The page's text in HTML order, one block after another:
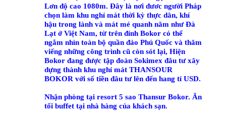
Lơn độ cao 1080m. Đây là nơi đươc người Pháp
chọn làm khu nghỉ mát thời kỳ thực dân, khí
hậu trong lành và mát mẻ quanh năm như Đà
Lạt ở Việt Nam, từ trên đỉnh Bokor có thể
ngắm nhìn toàn bộ quần đảo Phú Quốc và thăm
viếng những công trình cũ còn sót lại, Hiện
Bokor đang được tập đoàn Sokimex đâu tư xây
dựng thành khu nghỉ mát THANSOUR
BOKOR với số tiền đâu tư lên đến hang tỉ USD.
Nhận phòng tại resort 5 sao Thansur Bokor. Ăn
tối buffet tại nhà hàng của khách sạn.